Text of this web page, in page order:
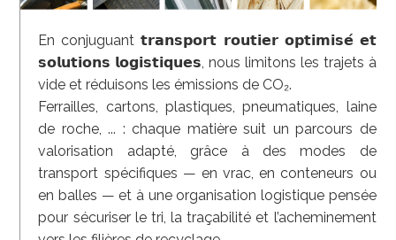
En conjuguant 𝘁𝗿𝗮𝗻𝘀𝗽𝗼𝗿𝘁 𝗿𝗼𝘂𝘁𝗶𝗲𝗿 𝗼𝗽𝘁𝗶𝗺𝗶𝘀𝗲́ 𝗲𝘁
𝘀𝗼𝗹𝘂𝘁𝗶𝗼𝗻𝘀 𝗹𝗼𝗴𝗶𝘀𝘁𝗶𝗾𝘂𝗲𝘀, nous limitons les trajets à
vide et réduisons les émissions de CO₂.
Ferrailles, cartons, plastiques, pneumatiques, laine
de roche, ... : chaque matière suit un parcours de
valorisation adapté, grâce à des modes de
transport spécifiques — en vrac, en conteneurs ou
en balles — et à une organisation logistique pensée
pour sécuriser le tri, la traçabilité et l’acheminement